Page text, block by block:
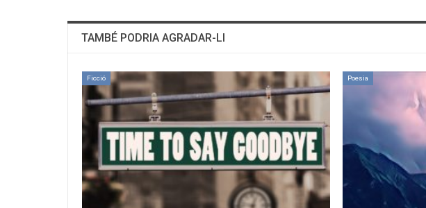
TAMBÉ PODRIA AGRADAR-LI
Ficció Poesia